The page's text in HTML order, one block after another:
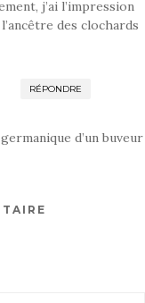
j’ai l’impression
des clochards
RÉPONDRE
d’un buveur